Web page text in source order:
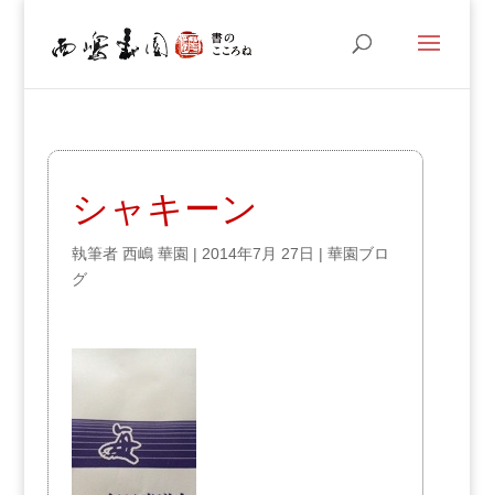
シャキーン
執筆者 西嶋 華園 | 2014年7月 27日 | 華園ブロ
グ